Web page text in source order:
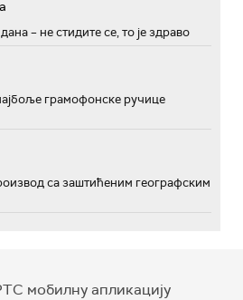
– не стидите се, то је здраво
грамофонске ручице
са заштићеним географским
мобилну апликацију